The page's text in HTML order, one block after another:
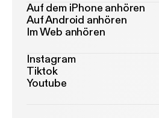
Auf dem iPhone anhören
Auf Android anhören
Im Web anhören
Instagram
Tiktok
Youtube